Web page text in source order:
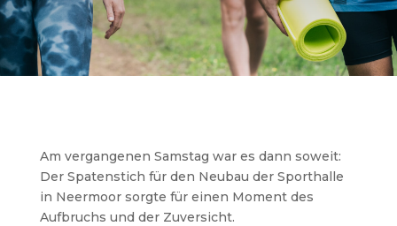
Am vergangenen Samstag war es dann soweit:
Der Spatenstich für den Neubau der Sporthalle
in Neermoor sorgte für einen Moment des
Aufbruchs und der Zuversicht.